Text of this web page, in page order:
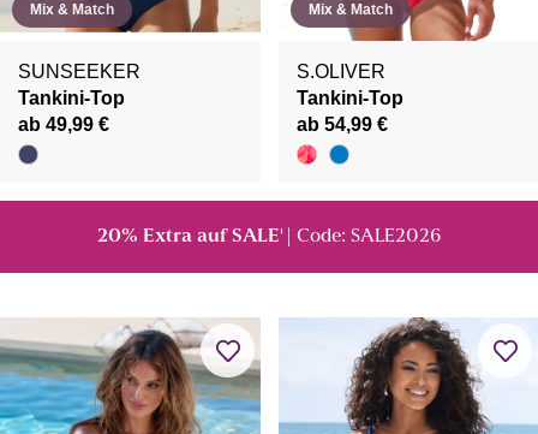
Mix & Match
SUNSEEKER
Tankini-Top
ab 49,99 €
Mix & Match
S.OLIVER
Tankini-Top
ab 54,99 €
20% Extra auf SALE ¹ | Code: SALE2026